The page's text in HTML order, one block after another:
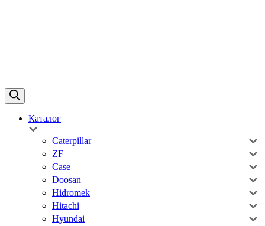
Каталог
Caterpillar
ZF
Case
Doosan
Hidromek
Hitachi
Hyundai